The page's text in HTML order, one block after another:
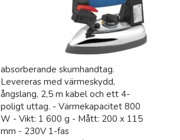
absorberande skumhandtag.
Levereras med värmeskydd,
ångslang, 2,5 m kabel och ett 4-
poligt uttag. - Värmekapacitet 800
W - Vikt: 1 600 g - Mått: 200 x 115
mm - 230V 1-fas